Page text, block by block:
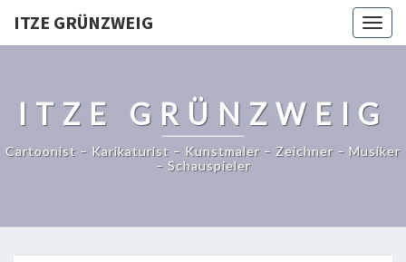
ITZE GRÜNZWEIG
ITZE GRÜNZWEIG
Cartoonist – Karikaturist – Kunstmaler – Zeichner – Musiker
– Schauspieler